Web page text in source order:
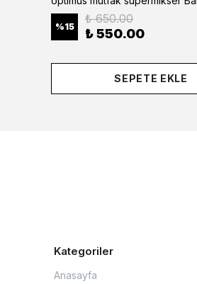
%15
₺ 650.00
₺ 550.00
SEPETE EKLE
Kategoriler
Anasayfa